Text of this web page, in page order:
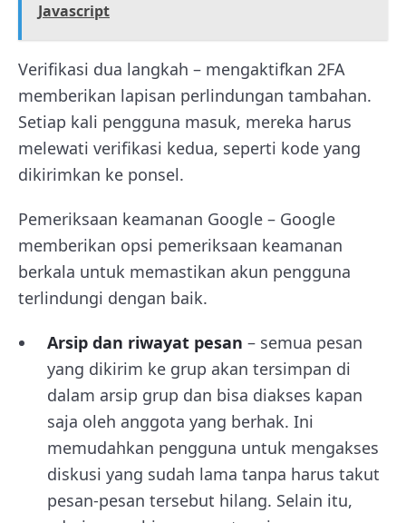
Javascript
Verifikasi dua langkah – mengaktifkan 2FA
memberikan lapisan perlindungan tambahan.
Setiap kali pengguna masuk, mereka harus
melewati verifikasi kedua, seperti kode yang
dikirimkan ke ponsel.
Pemeriksaan keamanan Google – Google
memberikan opsi pemeriksaan keamanan
berkala untuk memastikan akun pengguna
terlindungi dengan baik.
Arsip dan riwayat pesan – semua pesan
yang dikirim ke grup akan tersimpan di
dalam arsip grup dan bisa diakses kapan
saja oleh anggota yang berhak. Ini
memudahkan pengguna untuk mengakses
diskusi yang sudah lama tanpa harus takut
pesan-pesan tersebut hilang. Selain itu,